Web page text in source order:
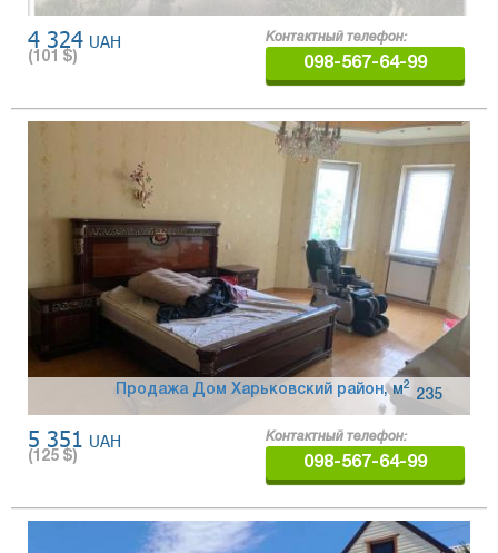
4 324 UAH
(101 $)
Контактный телефон:
098-567-64-99
Продажа Дом Харьковский район , 235
м 2
5 351 UAH
(125 $)
Контактный телефон:
098-567-64-99